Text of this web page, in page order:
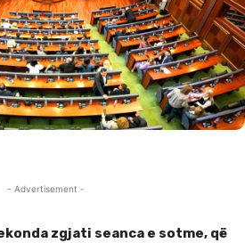
- Advertisement -
zgjati seanca e sotme, që